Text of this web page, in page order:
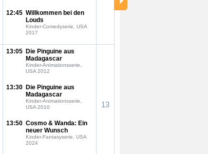
12:45 Willkommen bei den
Louds
Kinder-Comedyserie, USA
2017
13:05 Die Pinguine aus
Madagascar
Kinder-Animationsserie,
USA 2012
13:30 Die Pinguine aus
Madagascar
Kinder-Animationsserie,
USA 2010
13:50 Cosmo & Wanda: Ein
neuer Wunsch
Kinder-Fantasyserie, USA
2024
13